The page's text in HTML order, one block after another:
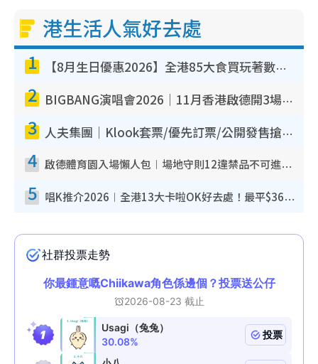
港生活人氣好去處
1 【8月生日優惠2026】全港85大食買玩著數攻略 自助餐/火鍋放題同行免費＋誠品/DONKI送現金券
2 BIGBANG演唱會2026｜11月香港啟德開3場！實名制VIP申請、優先購票攻略
3 人夫集團｜Klook套票/優先訂票/公開發售搶飛攻略！附票價.購票連結.場地座位表
4 啟德體育園入場懶人包︱場地守則12違禁品不可進場准帶細水樽但全場禁樽蓋！應援牌有限制！
5 唱K推介2026︱全港13大卡啦OK好去處！最平$36起 日文K都有！(附地址+收費詳情)